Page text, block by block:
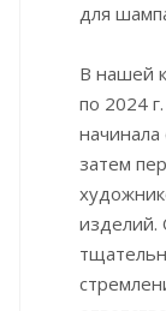
для
В нашей
по 2024
затем
изделий.